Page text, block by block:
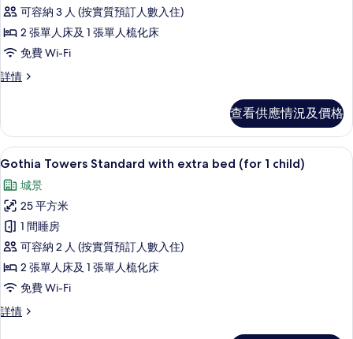
Towers
Standard
with
extra
adult)
的
相
片
可容納 3 人 (按實質預訂人數入住)
2 張單人床及 1 張單人梳化床
免費 Wi-Fi
詳情
Gothia
extra
bed
(1
詳
情
查看供應情況及價格
載
入
所
有
Gothia
Towers
Standard
with
extra
6
Gothia Towers Standard with extra bed (for 1 child)
城景
25 平方米
1 間睡房
可容納 2 人 (按實質預訂人數入住)
2 張單人床及 1 張單人梳化床
免費 Wi-Fi
詳情
Gothia